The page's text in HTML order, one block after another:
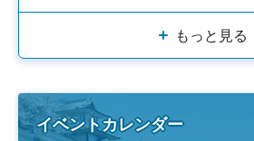
もっと見る
イベントカレンダー